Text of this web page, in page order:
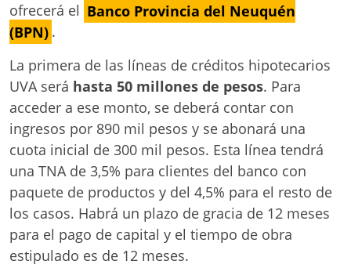
ofrecerá el Banco Provincia del Neuquén
(BPN) .
La primera de las líneas de créditos hipotecarios
UVA será hasta 50 millones de pesos. Para
acceder a ese monto, se deberá contar con
ingresos por 890 mil pesos y se abonará una
cuota inicial de 300 mil pesos. Esta línea tendrá
una TNA de 3,5% para clientes del banco con
paquete de productos y del 4,5% para el resto de
los casos. Habrá un plazo de gracia de 12 meses
para el pago de capital y el tiempo de obra
estipulado es de 12 meses.